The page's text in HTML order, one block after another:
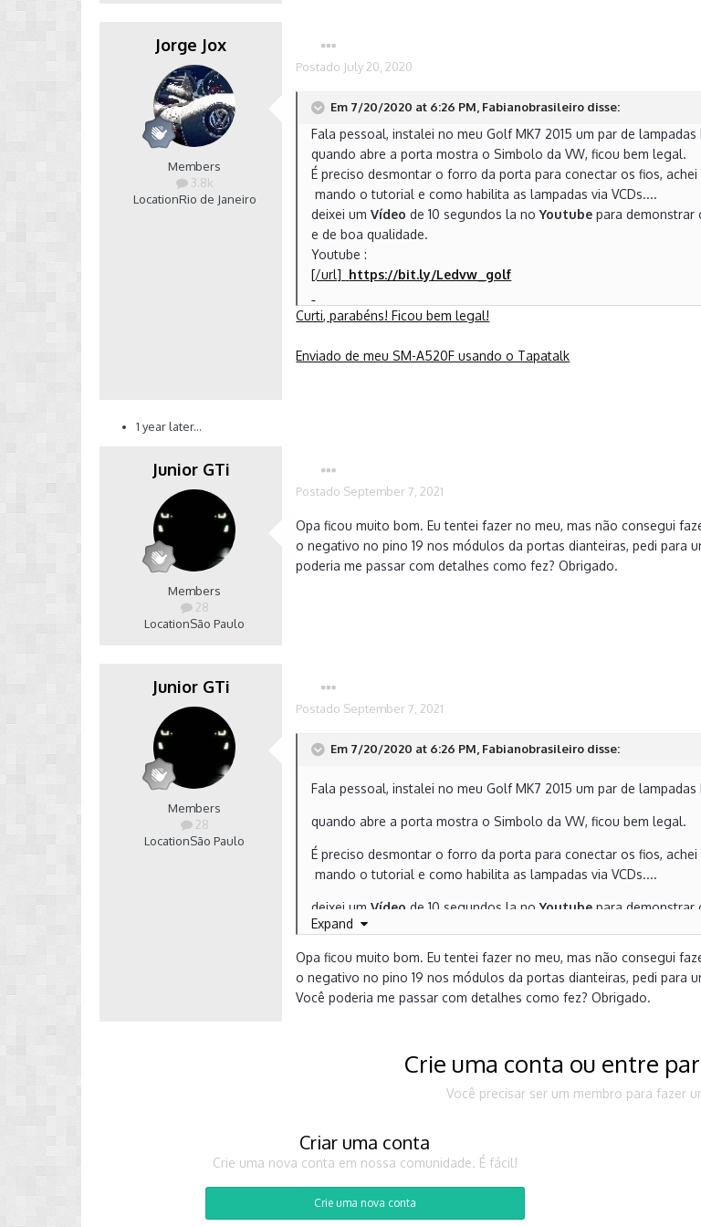
Jorge Jox
Members
3.8k
LocationRio de Janeiro
Postado July 20, 2020
Em 7/20/2020 at 6:26 PM, Fabianobrasileiro disse:
Fala pessoal, instalei no meu Golf MK7 2015 um par de lampadas
quando abre a porta mostra o Simbolo da VW, ficou bem legal.
É preciso desmontar o forro da porta para conectar os fios,
mando o tutorial e como habilita as lampadas via VCDs....
deixei umVídeo de 10 segundos la noYoutube para demonstrar
e de boa qualidade.
Youtube :
[/url] https://bit.ly/Ledvw_golf
Curti, parabéns! Ficou bem legal!
Enviado de meu SM-A520F usando o Tapatalk
1 year later...
Junior GTi
Members
28
LocationSão Paulo
Postado September 7, 2021
Opa ficou muito bom. Eu tentei fazer no meu, mas não consegui
o negativo no pino 19 nos módulos da portas dianteiras, pedi para
poderia me passar com detalhes como fez? Obrigado.
Junior GTi
Members
28
LocationSão Paulo
Postado September 7, 2021
Em 7/20/2020 at 6:26 PM, Fabianobrasileiro disse:
Fala pessoal, instalei no meu Golf MK7 2015 um par de lampadas
quando abre a porta mostra o Simbolo da VW, ficou bem legal.
É preciso desmontar o forro da porta para conectar os fios,
mando o tutorial e como habilita as lampadas via VCDs....
deixei umVídeo de 10 segundos la noYoutube para demonstrar
e de boa qualidade.
Youtube:
Expand
Opa ficou muito bom. Eu tentei fazer no meu, mas não consegui
o negativo no pino 19 nos módulos da portas dianteiras, pedi para
Você poderia me passar com detalhes como fez? Obrigado.
Crie uma conta ou entre
Você precisar ser um membro para fazer
Criar uma conta
Crie uma nova conta em nossa comunidade. É fácil!
Crie uma nova conta